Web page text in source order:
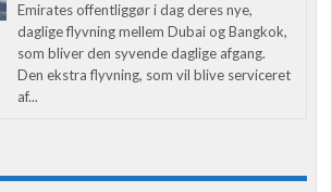
Emirates offentliggør i dag deres nye,
daglige flyvning mellem Dubai og Bangkok,
som bliver den syvende daglige afgang.
Den ekstra flyvning, som vil blive serviceret
af...